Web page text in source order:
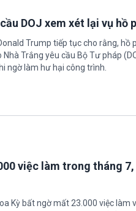
DOJ xem xét lại vụ hồ
Trump tiếp tục cho rằng,
Nhà Trắng yêu cầu Bộ Tư pháp
ngờ làm hư hại công trình.
việc làm trong tháng
Kỳ bất ngờ mất 23.000 việc